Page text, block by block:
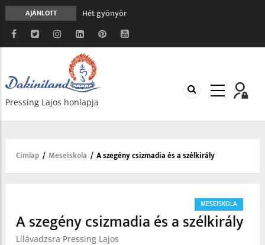
AJÁNLOTT
Hét gyönyör
A gondolatok átalakításának nyolc versszaka
Meghalni teljesen biztonságos
Minden más, mint aminek látszik
Vég nélküli leborulás
Pressing Lajos honlapja
Morzsa
Címlap / Meseiskola / A szegény csizmadia és a szélkirály
MESEISKOLA
A szegény csizmadia és a szélkirály
Lílávadzsra Pressing Lajos